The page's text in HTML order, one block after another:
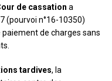
de cassation a
(pourvoi n°16-10350)
de charges sans
tardives, la